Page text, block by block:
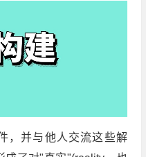
，并与他人交流这些解